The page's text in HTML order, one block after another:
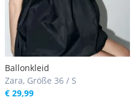
Ballonkleid
Zara, Größe 36 / S
€ 29,99